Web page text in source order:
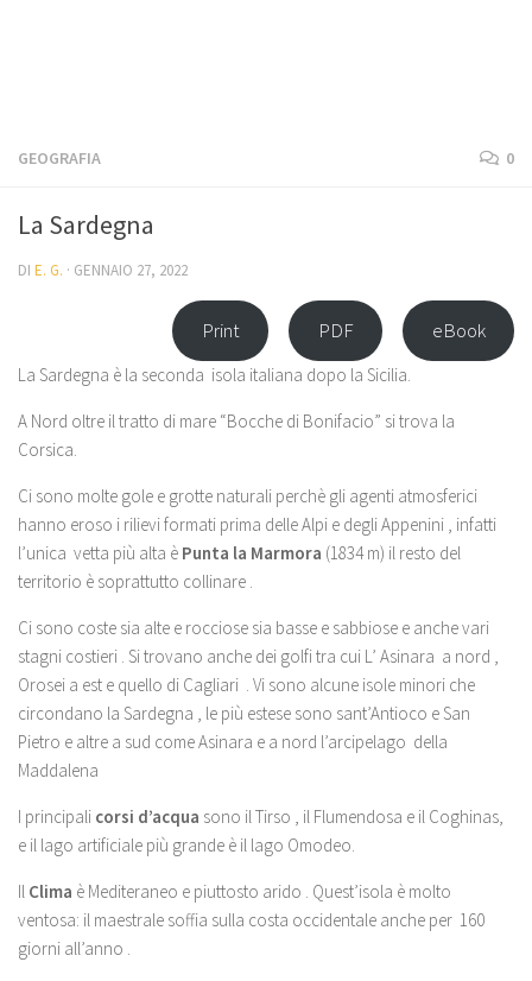
GEOGRAFIA 0
La Sardegna
DI E. G. · GENNAIO 27, 2022
Print PDF eBook
La Sardegna è la seconda isola italiana dopo la Sicilia.
A Nord oltre il tratto di mare “Bocche di Bonifacio” si trova la
Corsica.
Ci sono molte gole e grotte naturali perchè gli agenti atmosferici
hanno eroso i rilievi formati prima delle Alpi e degli Appenini , infatti
l’unica vetta più alta è Punta la Marmora (1834 m) il resto del
territorio è soprattutto collinare .
Ci sono coste sia alte e rocciose sia basse e sabbiose e anche vari
stagni costieri . Si trovano anche dei golfi tra cui L’ Asinara a nord ,
Orosei a est e quello di Cagliari . Vi sono alcune isole minori che
circondano la Sardegna , le più estese sono sant’Antioco e San
Pietro e altre a sud come Asinara e a nord l’arcipelago della
Maddalena
I principali corsi d’acqua sono il Tirso , il Flumendosa e il Coghinas,
e il lago artificiale più grande è il lago Omodeo.
Il Clima è Mediteraneo e piuttosto arido . Quest’isola è molto
ventosa: il maestrale soffia sulla costa occidentale anche per 160
giorni all’anno .